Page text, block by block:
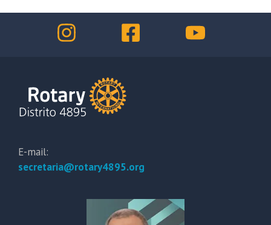
E-mail:
secretaria@rotary4895.org